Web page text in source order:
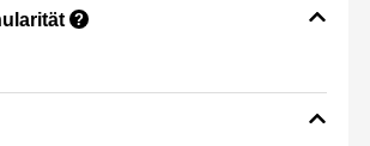
?